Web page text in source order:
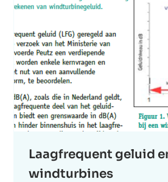
Laagfrequent geluid
windturbines